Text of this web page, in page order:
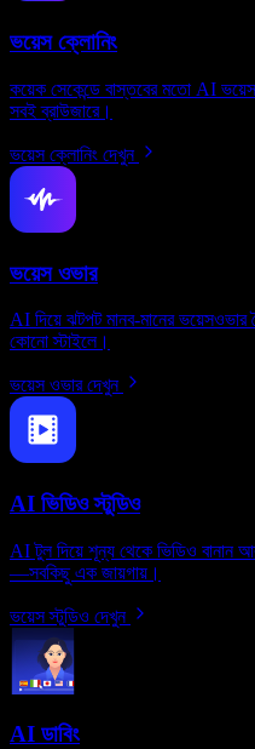
ভয়েস ক্লোনিং
কয়েক সেকেন্ডে বাস্তবের মতো AI
সবই ব্রাউজারে।
ভয়েস ক্লোনিং দেখুন
ভয়েস ওভার
AI দিয়ে ঝটপট মানব-মানের
কোনো স্টাইলে।
ভয়েস ওভার দেখুন
AI ভিডিও স্টুডিও
AI টুল দিয়ে শূন্য থেকে ভিডিও বানান
—সবকিছু এক জায়গায়।
ভয়েস স্টুডিও দেখুন
AI ডাবিং